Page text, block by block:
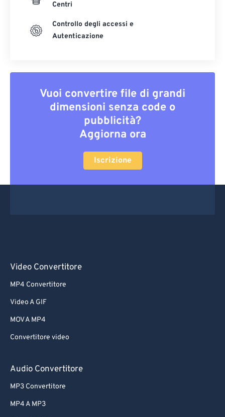
Centri
Controllo degli accessi e
Autenticazione
Vuoi convertire file di grandi
dimensioni senza code o
pubblicità?
Aggiorna ora
Iscrizione
Video Convertitore
MP4 Convertitore
Video A GIF
MOV A MP4
Convertitore video
Audio Convertitore
MP3 Convertitore
MP4 A MP3